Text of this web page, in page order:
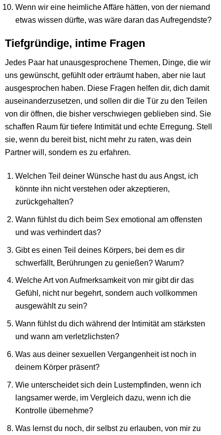
Wenn wir eine heimliche Affäre hätten, von der niemand
etwas wissen dürfte, was wäre daran das Aufregendste?
Tiefgründige, intime Fragen
Jedes Paar hat unausgesprochene Themen, Dinge, die wir
uns gewünscht, gefühlt oder erträumt haben, aber nie laut
ausgesprochen haben. Diese Fragen helfen dir, dich damit
auseinanderzusetzen, und sollen dir die Tür zu den Teilen
von dir öffnen, die bisher verschwiegen geblieben sind. Sie
schaffen Raum für tiefere Intimität und echte Erregung. Stell
sie, wenn du bereit bist, nicht mehr zu raten, was dein
Partner will, sondern es zu erfahren.
Welchen Teil deiner Wünsche hast du aus Angst, ich
könnte ihn nicht verstehen oder akzeptieren,
zurückgehalten?
Wann fühlst du dich beim Sex emotional am offensten
und was verhindert das?
Gibt es einen Teil deines Körpers, bei dem es dir
schwerfällt, Berührungen zu genießen? Warum?
Welche Art von Aufmerksamkeit von mir gibt dir das
Gefühl, nicht nur begehrt, sondern auch vollkommen
ausgewählt zu sein?
Wann fühlst du dich während der Intimität am stärksten
und wann am verletzlichsten?
Was aus deiner sexuellen Vergangenheit ist noch in
deinem Körper präsent?
Wie unterscheidet sich dein Lustempfinden, wenn ich
langsamer werde, im Vergleich dazu, wenn ich die
Kontrolle übernehme?
Was lernst du noch, dir selbst zu erlauben, von mir zu